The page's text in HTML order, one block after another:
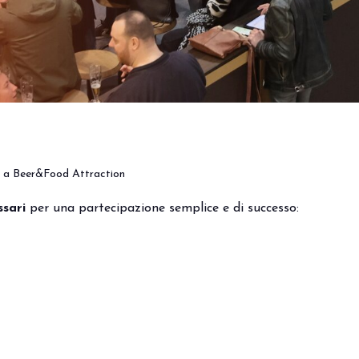
Beer&Food Attraction
per una partecipazione semplice e di successo: